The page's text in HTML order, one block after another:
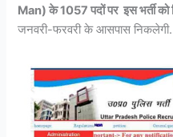
Man) के 1057 पदों पर इस भर्ती को
जनवरी-फरवरी के आसपास निकलेगी.